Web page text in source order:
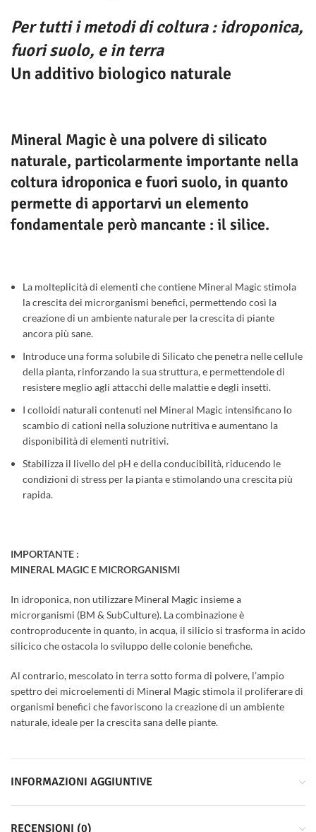
Per tutti i metodi di coltura : idroponica,
fuori suolo, e in terra
Un additivo biologico naturale
Mineral Magic è una polvere di silicato
naturale, particolarmente importante nella
coltura idroponica e fuori suolo, in quanto
permette di apportarvi un elemento
fondamentale però mancante : il silice.
La molteplicità di elementi che contiene Mineral Magic stimola
la crescita dei microrganismi benefici, permettendo così la
creazione di un ambiente naturale per la crescita di piante
ancora più sane.
Introduce una forma solubile di Silicato che penetra nelle cellule
della pianta, rinforzando la sua struttura, e permettendole di
resistere meglio agli attacchi delle malattie e degli insetti.
I colloidi naturali contenuti nel Mineral Magic intensificano lo
scambio di cationi nella soluzione nutritiva e aumentano la
disponibilità di elementi nutritivi.
Stabilizza il livello del pH e della conducibilità, riducendo le
condizioni di stress per la pianta e stimolando una crescita più
rapida.
IMPORTANTE :
MINERAL MAGIC E MICRORGANISMI
In idroponica, non utilizzare Mineral Magic insieme a
microrganismi (BM & SubCulture). La combinazione è
controproducente in quanto, in acqua, il silicio si trasforma in acido
silicico che ostacola lo sviluppo delle colonie benefiche.
Al contrario, mescolato in terra sotto forma di polvere, l’ampio
spettro dei microelementi di Mineral Magic stimola il proliferare di
organismi benefici che favoriscono la creazione di un ambiente
naturale, ideale per la crescita sana delle piante.
INFORMAZIONI AGGIUNTIVE
RECENSIONI (0)